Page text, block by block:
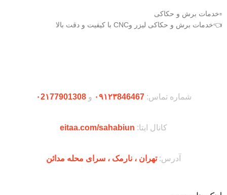
▫️خدمات برش و حکاکی
👈خدمات برش و حکاکی لیزر وCNC با کیفیت و دقت بالا
شماره تماس:۰۹۱۲۳846467 و۰2۱77901308
کانال ایتا: eitaa.com/sahabiun
آدرس:تهران ،‌ نارمک ، سرای محله مدائن